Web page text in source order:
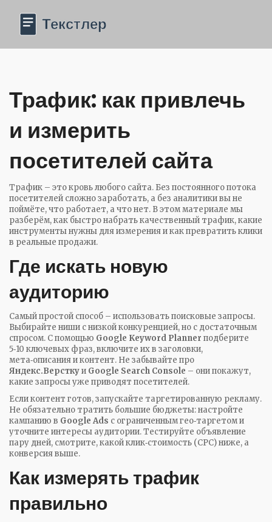
Трафик: как привлечь
и измерить
посетителей сайта
Трафик – это кровь любого сайта. Без постоянного потока
посетителей сложно заработать, а без аналитики вы не
поймёте, что работает, а что нет. В этом материале мы
разберём, как быстро набрать качественный трафик, какие
инструменты нужны для измерения и как превратить клики
в реальные продажи.
Где искать новую
аудиторию
Самый простой способ – использовать поисковые запросы.
Выбирайте ниши с низкой конкуренцией, но с достаточным
спросом. С помощью Google Keyword Planner подберите
5‑10 ключевых фраз, включите их в заголовки,
мета‑описания и контент. Не забывайте про
Яндекс.Версткуи Google Search Console – они покажут,
какие запросы уже приводят посетителей.
Если контент готов, запускайте таргетированную рекламу.
Не обязательно тратить большие бюджеты: настройте
кампанию в Google Ads с ограниченным гео‑таргетом и
уточните интересы аудитории. Тестируйте объявление
пару дней, смотрите, какой клик‑стоимость (CPC) ниже, а
конверсия выше.
Как измерять трафик
правильно